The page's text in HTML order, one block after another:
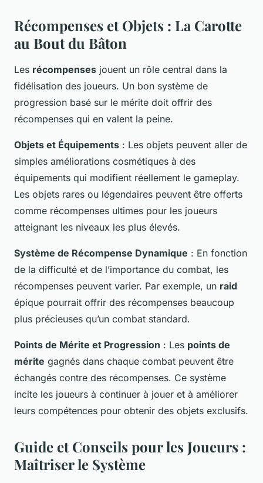
Récompenses et Objets : La Carotte
au Bout du Bâton
Les récompenses jouent un rôle central dans la
fidélisation des joueurs. Un bon système de
progression basé sur le mérite doit offrir des
récompenses qui en valent la peine.
Objets et Équipements : Les objets peuvent aller de
simples améliorations cosmétiques à des
équipements qui modifient réellement le gameplay.
Les objets rares ou légendaires peuvent être offerts
comme récompenses ultimes pour les joueurs
atteignant les niveaux les plus élevés.
Système de Récompense Dynamique : En fonction
de la difficulté et de l’importance du combat, les
récompenses peuvent varier. Par exemple, un raid
épique pourrait offrir des récompenses beaucoup
plus précieuses qu’un combat standard.
Points de Mérite et Progression : Les points de
mérite gagnés dans chaque combat peuvent être
échangés contre des récompenses. Ce système
incite les joueurs à continuer à jouer et à améliorer
leurs compétences pour obtenir des objets exclusifs.
Guide et Conseils pour les Joueurs :
Maîtriser le Système